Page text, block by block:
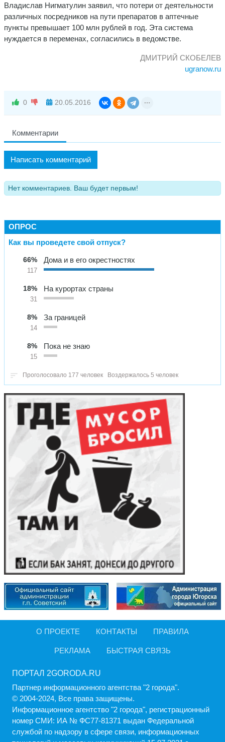
Владислав Нигматулин заявил, что потери от деятельности
различных посредников на пути препаратов в аптечные
пункты превышает 100 млн рублей в год. Эта система
нуждается в переменах, согласились в ведомстве.
ДМИТРИЙ СКОБЕЛЕВ
ugranow.ru
0 20.05.2016
Комментарии
Написать комментарий
Нет комментариев. Ваш будет первым!
ОПРОС
Как вы проведете свой отпуск?
66%
117
Дома и в его окрестностях
18%
31
На курортах страны
8%
14
За границей
8%
15
Пока не знаю
Проголосовало 177 человек Воздержалось 5 человек
О ПРОЕКТЕ КОНТАКТЫ ПРАВИЛА
РЕКЛАМА БЫСТРАЯ СВЯЗЬ
ПОРТАЛ 2GORODA.RU
Партнер информационного агентства "2 города".
© 2004-2024, Все права защищены.
Информационное агентство "2 города", регистрационный
номер СМИ: ИА № ФС77-81371 выдан Федеральной
службой по надзору в сфере связи, информационных